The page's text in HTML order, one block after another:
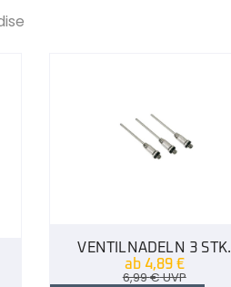
VENTILNADELN 3 STK.
ab 4,89 €
6,99€UVP